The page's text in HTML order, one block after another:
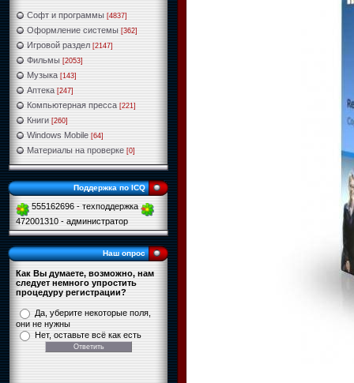
Софт и программы [4837]
Оформление системы [362]
Игровой раздел [2147]
Фильмы [2053]
Музыка [143]
Аптека [247]
Компьютерная пресса [221]
Книги [260]
Windows Mobile [64]
Материалы на проверке [0]
Поддержка по ICQ
555162696 - техподдержка
472001310 - администратор
Наш опрос
Как Вы думаете, возможно, нам
следует немного упростить
процедуру регистрации?
Да, уберите некоторые поля,
они не нужны
Нет, оставьте всё как есть